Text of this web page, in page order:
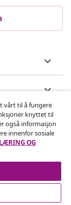
vårt til å fungere
knyttet til
også informasjon
innenfor sosiale
OG